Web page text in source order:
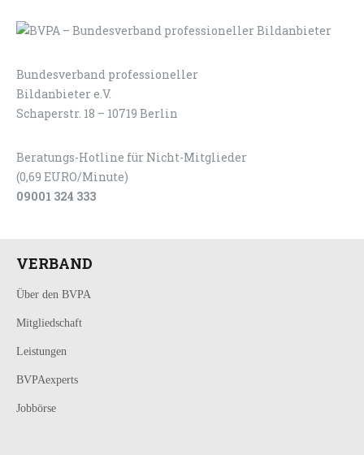
Bundesverband professioneller
Bildanbieter e.V.
Schaperstr. 18 – 10719 Berlin
Beratungs-Hotline für Nicht-Mitglieder
(0,69 EURO/Minute)
09001 324 333
VERBAND
Über den BVPA
Mitgliedschaft
Leistungen
BVPAexperts
Jobbörse